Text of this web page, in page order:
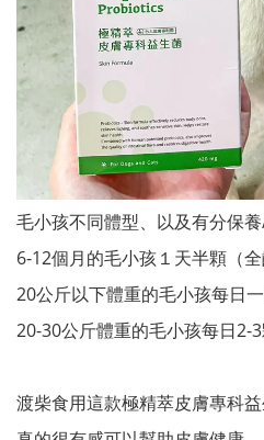
毛小孩不同體型、以及有分保
6-12個月的毛小孩１天半顆（全
20公斤以下體重的毛小孩每日
20-30公斤體重的毛小孩每日2-
渡柴食用這款極精萃皮膚專科